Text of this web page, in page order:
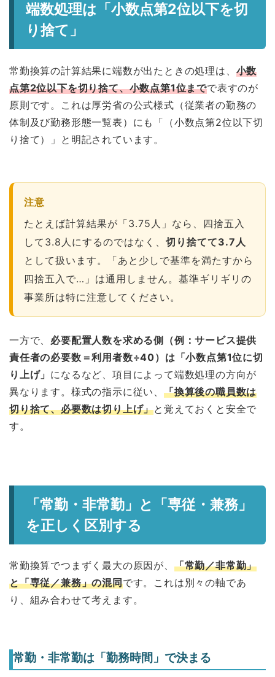
端数処理は「小数点第2位以下を切
り捨て」
常勤換算の計算結果に端数が出たときの処理は、 小数
点第2位以下を切り捨て、小数点第1位までで表すのが
原則です。これは厚労省の公式様式（従業者の勤務の
体制及び勤務形態一覧表）にも「（小数点第2位以下切
り捨て）」と明記されています。
注意
たとえば計算結果が「3.75人」なら、四捨五入
して3.8人にするのではなく、 切り捨てて3.7人
として扱います。「あと少しで基準を満たすから
四捨五入で…」は通用しません。基準ギリギリの
事業所は特に注意してください。
一方で、 必要配置人数を求める側（例：サービス提供
責任者の必要数＝利用者数÷40）は「小数点第1位に切
り上げ」 になるなど、項目によって端数処理の方向が
異なります。様式の指示に従い、 「換算後の職員数は
切り捨て、必要数は切り上げ」と覚えておくと安全で
す。
「常勤・非常勤」と「専従・兼務」
を正しく区別する
常勤換算でつまずく最大の原因が、 「常勤／非常勤」
と「専従／兼務」の混同です。これは別々の軸であ
り、組み合わせて考えます。
常勤・非常勤は「勤務時間」で決まる